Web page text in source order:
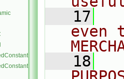
   17
even
   18